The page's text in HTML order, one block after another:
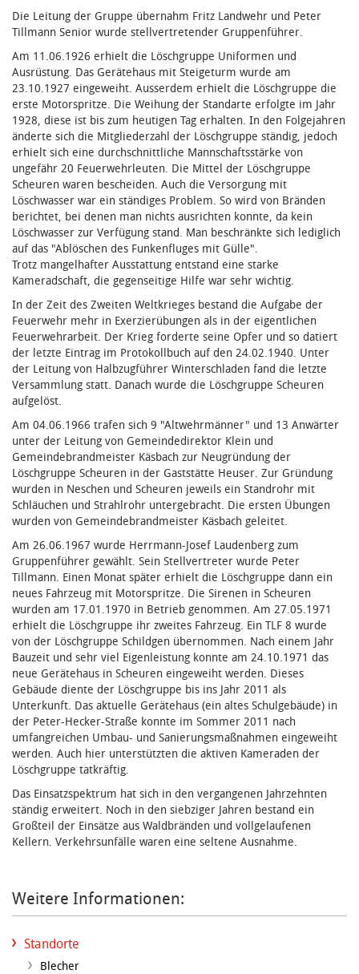
Die Leitung der Gruppe übernahm Fritz Landwehr und Peter
Tillmann Senior wurde stellvertretender Gruppenführer.
Am 11.06.1926 erhielt die Löschgruppe Uniformen und
Ausrüstung. Das Gerätehaus mit Steigeturm wurde am
23.10.1927 eingeweiht. Ausserdem erhielt die Löschgruppe die
erste Motorspritze. Die Weihung der Standarte erfolgte im Jahr
1928, diese ist bis zum heutigen Tag erhalten. In den Folgejahren
änderte sich die Mitgliederzahl der Löschgruppe ständig, jedoch
erhielt sich eine durchschnittliche Mannschaftsstärke von
ungefähr 20 Feuerwehrleuten. Die Mittel der Löschgruppe
Scheuren waren bescheiden. Auch die Versorgung mit
Löschwasser war ein ständiges Problem. So wird von Bränden
berichtet, bei denen man nichts ausrichten konnte, da kein
Löschwasser zur Verfügung stand. Man beschränkte sich lediglich
auf das "Ablöschen des Funkenfluges mit Gülle".
Trotz mangelhafter Ausstattung entstand eine starke
Kameradschaft, die gegenseitige Hilfe war sehr wichtig.
In der Zeit des Zweiten Weltkrieges bestand die Aufgabe der
Feuerwehr mehr in Exerzierübungen als in der eigentlichen
Feuerwehrarbeit. Der Krieg forderte seine Opfer und so datiert
der letzte Eintrag im Protokollbuch auf den 24.02.1940. Unter
der Leitung von Halbzugführer Winterschladen fand die letzte
Versammlung statt. Danach wurde die Löschgruppe Scheuren
aufgelöst.
Am 04.06.1966 trafen sich 9 "Altwehrmänner" und 13 Anwärter
unter der Leitung von Gemeindedirektor Klein und
Gemeindebrandmeister Käsbach zur Neugründung der
Löschgruppe Scheuren in der Gaststätte Heuser. Zur Gründung
wurden in Neschen und Scheuren jeweils ein Standrohr mit
Schläuchen und Strahlrohr untergebracht. Die ersten Übungen
wurden von Gemeindebrandmeister Käsbach geleitet.
Am 26.06.1967 wurde Herrmann-Josef Laudenberg zum
Gruppenführer gewählt. Sein Stellvertreter wurde Peter
Tillmann. Einen Monat später erhielt die Löschgruppe dann ein
neues Fahrzeug mit Motorspritze. Die Sirenen in Scheuren
wurden am 17.01.1970 in Betrieb genommen. Am 27.05.1971
erhielt die Löschgruppe ihr zweites Fahrzeug. Ein TLF 8 wurde
von der Löschgruppe Schildgen übernommen. Nach einem Jahr
Bauzeit und sehr viel Eigenleistung konnte am 24.10.1971 das
neue Gerätehaus in Scheuren eingeweiht werden. Dieses
Gebäude diente der Löschgruppe bis ins Jahr 2011 als
Unterkunft. Das aktuelle Gerätehaus (ein altes Schulgebäude) in
der Peter-Hecker-Straße konnte im Sommer 2011 nach
umfangreichen Umbau- und Sanierungsmaßnahmen eingeweiht
werden. Auch hier unterstützten die aktiven Kameraden der
Löschgruppe tatkräftig.
Das Einsatzspektrum hat sich in den vergangenen Jahrzehnten
ständig erweitert. Noch in den siebziger Jahren bestand ein
Großteil der Einsätze aus Waldbränden und vollgelaufenen
Kellern. Verkehrsunfälle waren eine seltene Ausnahme.
Weitere Informationen:
Standorte
Blecher